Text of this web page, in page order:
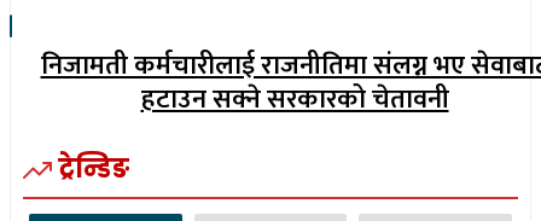
निजामती कर्मचारीलाई राजनीतिमा संलग्न भए
हटाउन सक्ने सरकारको चेतावनी
ट्रेन्डिङ